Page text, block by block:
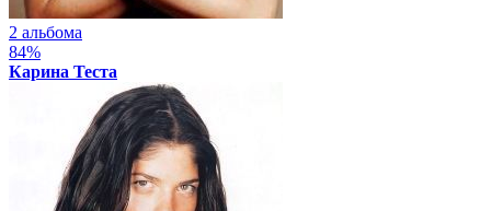
2 альбома
84%
Карина Теста